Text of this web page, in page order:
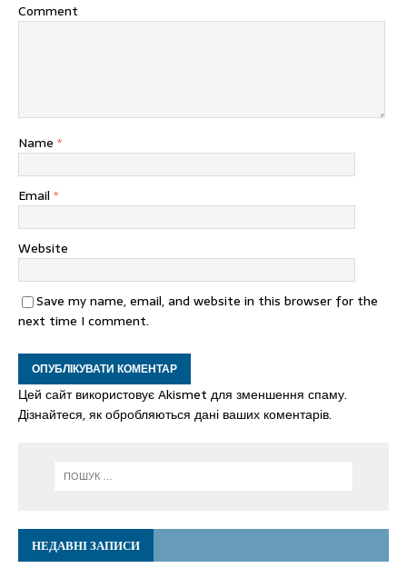
Comment
Name *
Email *
Website
Save my name, email, and website in this browser for the
next time I comment.
Цей сайт використовує Akismet для зменшення спаму.
Дізнайтеся, як обробляються дані ваших коментарів.
НЕДАВНІ ЗАПИСИ